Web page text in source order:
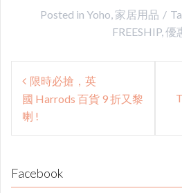
Posted in Yoho, 家居用品
FREESHIP,優
Post
navigation
限時必搶，英
國 Harrods 百貨 9 折又黎
喇 !
Facebook